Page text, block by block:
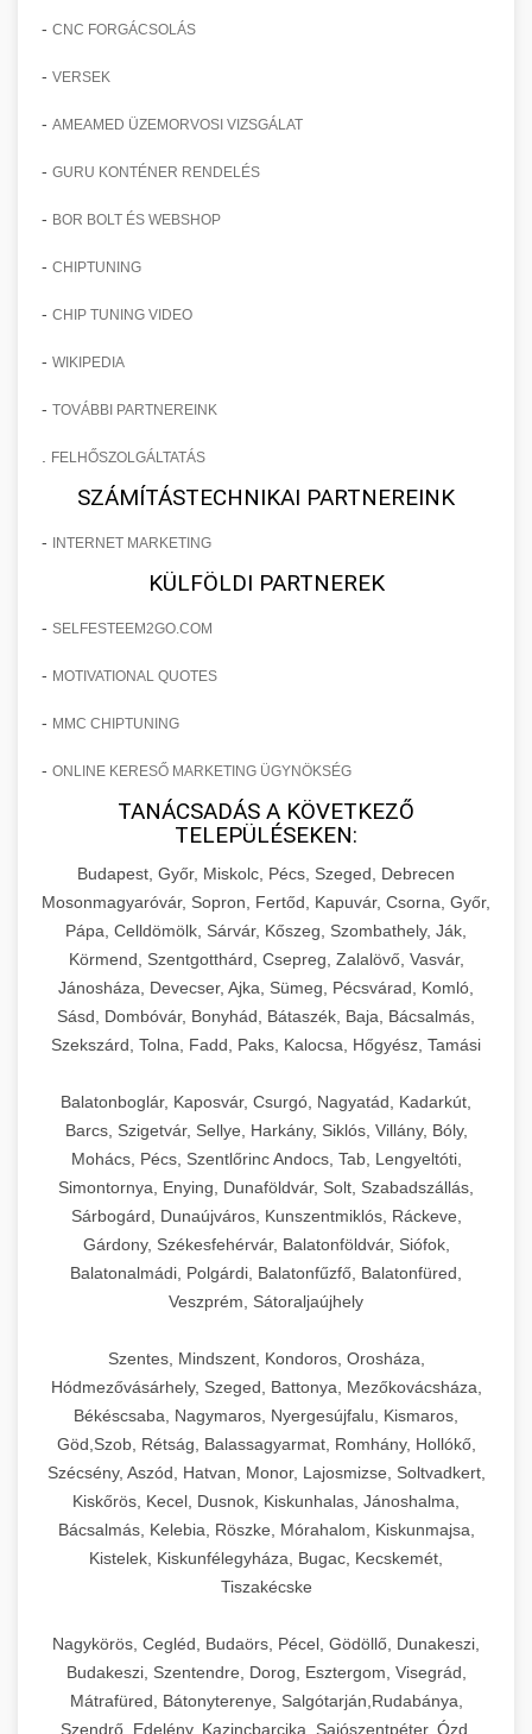
- CNC FORGÁCSOLÁS
- VERSEK
- AMEAMED ÜZEMORVOSI VIZSGÁLAT
- GURU KONTÉNER RENDELÉS
- BOR BOLT ÉS WEBSHOP
- CHIPTUNING
- CHIP TUNING VIDEO
- WIKIPEDIA
- TOVÁBBI PARTNEREINK
FELHŐSZOLGÁLTATÁS
SZÁMÍTÁSTECHNIKAI PARTNEREINK
- INTERNET MARKETING
KÜLFÖLDI PARTNEREK
- SELFESTEEM2GO.COM
- MOTIVATIONAL QUOTES
- MMC CHIPTUNING
- ONLINE KERESŐ MARKETING ÜGYNÖKSÉG
TANÁCSADÁS A KÖVETKEZŐ
TELEPÜLÉSEKEN:
Budapest, Győr, Miskolc, Pécs, Szeged, Debrecen
Mosonmagyaróvár, Sopron, Fertőd, Kapuvár, Csorna, Győr,
Pápa, Celldömölk, Sárvár, Kőszeg, Szombathely, Ják,
Körmend, Szentgotthárd, Csepreg, Zalalövő, Vasvár,
Jánosháza, Devecser, Ajka, Sümeg, Pécsvárad, Komló,
Sásd, Dombóvár, Bonyhád, Bátaszék, Baja, Bácsalmás,
Szekszárd, Tolna, Fadd, Paks, Kalocsa, Hőgyész, Tamási
Balatonboglár, Kaposvár, Csurgó, Nagyatád, Kadarkút,
Barcs, Szigetvár, Sellye, Harkány, Siklós, Villány, Bóly,
Mohács, Pécs, Szentlőrinc Andocs, Tab, Lengyeltóti,
Simontornya, Enying, Dunaföldvár, Solt, Szabadszállás,
Sárbogárd, Dunaújváros, Kunszentmiklós, Ráckeve,
Gárdony, Székesfehérvár, Balatonföldvár, Siófok,
Balatonalmádi, Polgárdi, Balatonfűzfő, Balatonfüred,
Veszprém, Sátoraljaújhely
Szentes, Mindszent, Kondoros, Orosháza,
Hódmezővásárhely, Szeged, Battonya, Mezőkovácsháza,
Békéscsaba, Nagymaros, Nyergesújfalu, Kismaros,
Göd,Szob, Rétság, Balassagyarmat, Romhány, Hollókő,
Szécsény, Aszód, Hatvan, Monor, Lajosmizse, Soltvadkert,
Kiskőrös, Kecel, Dusnok, Kiskunhalas, Jánoshalma,
Bácsalmás, Kelebia, Röszke, Mórahalom, Kiskunmajsa,
Kistelek, Kiskunfélegyháza, Bugac, Kecskemét,
Tiszakécske
Nagykörös, Cegléd, Budaörs, Pécel, Gödöllő, Dunakeszi,
Budakeszi, Szentendre, Dorog, Esztergom, Visegrád,
Mátrafüred, Bátonyterenye, Salgótarján,Rudabánya,
Szendrő, Edelény, Kazincbarcika, Sajószentpéter, Ózd,